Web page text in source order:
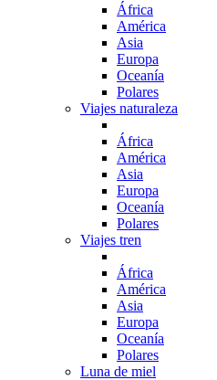
África
América
Asia
Europa
Oceanía
Polares
Viajes naturaleza
África
América
Asia
Europa
Oceanía
Polares
Viajes tren
África
América
Asia
Europa
Oceanía
Polares
Luna de miel